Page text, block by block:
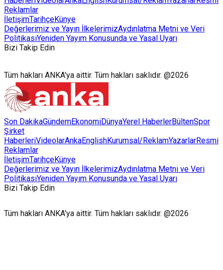
Reklamlar
İletişimTarihçeKünye
Değerlerimiz ve Yayın İlkelerimizAydınlatma Metni ve Veri
PolitikasıYeniden Yayım Konusunda ve Yasal Uyarı
Bizi Takip Edin
Tüm hakları ANKA'ya aittir. Tüm hakları saklıdır. @2026
Son DakikaGündemEkonomiDünyaYerel HaberlerBültenSpor
Şirket
HaberleriVideolarAnkaEnglishKurumsal/ReklamYazarlarResmi
Reklamlar
İletişimTarihçeKünye
Değerlerimiz ve Yayın İlkelerimizAydınlatma Metni ve Veri
PolitikasıYeniden Yayım Konusunda ve Yasal Uyarı
Bizi Takip Edin
Tüm hakları ANKA'ya aittir. Tüm hakları saklıdır. @2026